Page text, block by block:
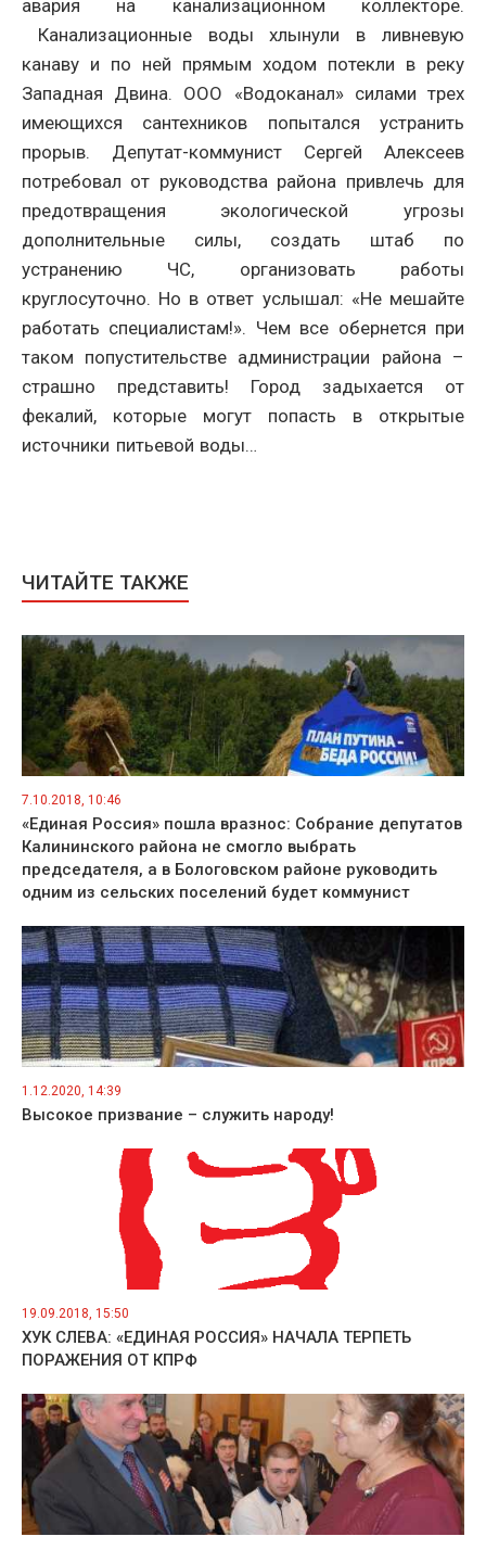
авария на канализационном коллекторе.
Канализационные воды хлынули в ливневую
канаву и по ней прямым ходом потекли в реку
Западная Двина. ООО «Водоканал» силами трех
имеющихся сантехников попытался устранить
прорыв. Депутат-коммунист Сергей Алексеев
потребовал от руководства района привлечь для
предотвращения экологической угрозы
дополнительные силы, создать штаб по
устранению ЧС, организовать работы
круглосуточно. Но в ответ услышал: «Не мешайте
работать специалистам!». Чем все обернется при
таком попустительстве администрации района –
страшно представить! Город задыхается от
фекалий, которые могут попасть в открытые
источники питьевой воды…
ЧИТАЙТЕ ТАКЖЕ
7.10.2018, 10:46
«Единая Россия» пошла вразнос: Собрание депутатов
Калининского района не смогло выбрать
председателя, а в Бологовском районе руководить
одним из сельских поселений будет коммунист
1.12.2020, 14:39
Высокое призвание – служить народу!
19.09.2018, 15:50
ХУК СЛЕВА: «ЕДИНАЯ РОССИЯ» НАЧАЛА ТЕРПЕТЬ
ПОРАЖЕНИЯ ОТ КПРФ